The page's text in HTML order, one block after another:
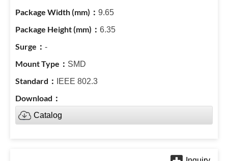
9.65
6.35
-
SMD
IEEE 802.3
Catalog